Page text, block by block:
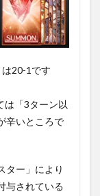
20-1です
「3ターン以
辛いところで
ター」により
与されている